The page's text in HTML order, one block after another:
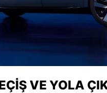
Muş
Niğde
VE YOLA